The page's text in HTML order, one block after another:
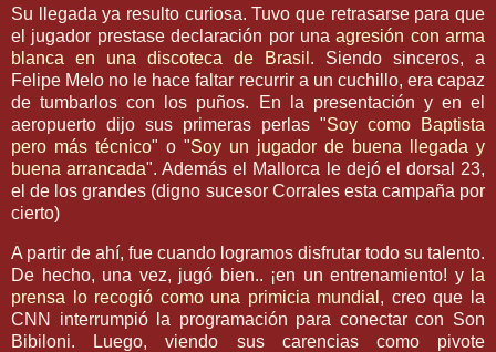
Su llegada ya resulto curiosa. Tuvo que retrasarse para que
el jugador prestase declaración por unaagresión con arma
blanca en una discoteca de Brasil . Siendo sinceros, a
Felipe Melo no le hace faltar recurrir a un cuchillo, era capaz
de tumbarlos con los puños. En la presentación y en el
aeropuerto dijo sus primeras perlas "Soy como
Baptista
pero más técnico" o "Soy un jugador de buena llegada y
buena arrancada". Además el Mallorca le dejó el dorsal 23,
el de los grandes (digno sucesor Corrales esta campaña por
cierto)
A partir de ahí, fue cuando logramos disfrutar todo su talento.
De hecho, una vez, jugó bien.. ¡en un entrenamiento! y la
prensa lo recogió como una primicia mundial , creo que la
CNN
interrumpió la programación para conectar con Son
Bibiloni. Luego, viendo sus carencias como pivote